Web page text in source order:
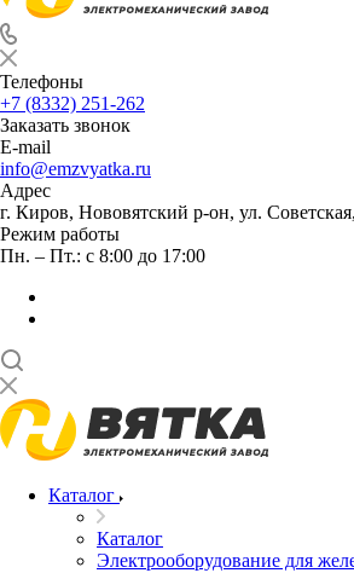
Телефоны
+7 (8332) 251-262
Заказать звонок
E-mail
info@emzvyatka.ru
Адрес
г. Киров, Нововятский р-он, ул.
Режим работы
Пн. – Пт.: с 8:00 до 17:00
Каталог
Каталог
Электрооборудование для